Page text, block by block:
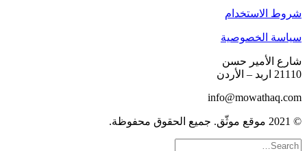
شروط الاستخدام
سياسة الخصوصية
شارع الأمير حسن
21110 اربد – الأردن
info@mowathaq.com
© 2021 موقع موثّق. جميع الحقوق محفوظة.